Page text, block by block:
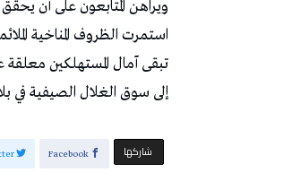
ويراهن المتابعون على أن
استمرت الظروف المناخية
تبقى آمال المستهلكين
إلى سوق الغلال الصيفية في
‫‫ شاركها‬ Facebook